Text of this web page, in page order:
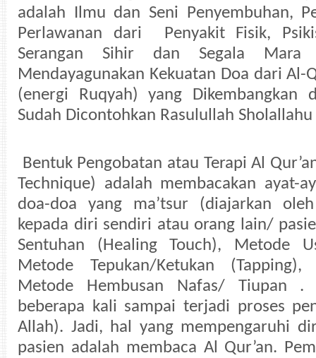
adalah Ilmu dan Seni Penyembuhan,
Perlawanan dari Penyakit Fisik,
Serangan Sihir dan Segala Mara
Mendayagunakan Kekuatan Doa dari Al-
(energi Ruqyah) yang Dikembangkan
Sudah Dicontohkan Rasulullah
Bentuk Pengobatan atau Terapi Al
Technique) adalah membacakan ayat-
doa-doa yang ma’tsur (diajarkan
kepada diri sendiri atau orang lain/
Sentuhan (Healing Touch), Metode
Metode Tepukan/Ketukan
Metode Hembusan Nafas/ Tiupan
beberapa kali sampai terjadi proses
Allah). Jadi, hal yang mempengaruhi
pasien adalah membaca Al Qur’an.